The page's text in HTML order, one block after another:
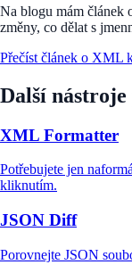
Na blogu mám článek
změny, co dělat s
Přečíst článek o XML
Další
XML Formatter
Potřebujete jen
kliknutím.
JSON Diff
Porovnejte JSON